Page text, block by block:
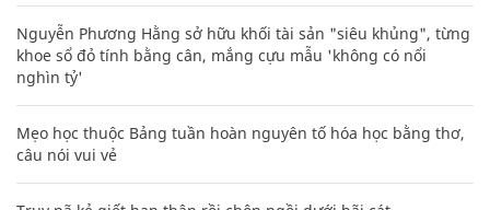
Nguyễn Phương Hằng sở hữu khối tài sản "siêu khủng", từng
khoe sổ đỏ tính bằng cân, mắng cựu mẫu 'không có nổi
nghìn tỷ'
Mẹo học thuộc Bảng tuần hoàn nguyên tố hóa học bằng thơ,
câu nói vui vẻ